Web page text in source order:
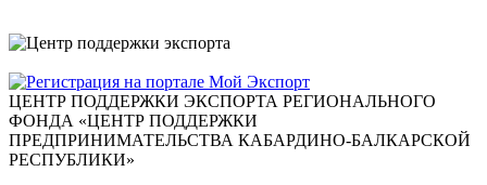
ЦЕНТР ПОДДЕРЖКИ ЭКСПОРТА РЕГИОНАЛЬНОГО
ФОНДА «ЦЕНТР ПОДДЕРЖКИ
ПРЕДПРИНИМАТЕЛЬСТВА КАБАРДИНО-БАЛКАРСКОЙ
РЕСПУБЛИКИ»